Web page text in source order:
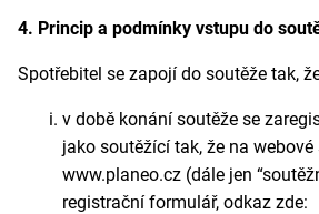
4. Princip a podmínky vstupu do
Spotřebitel se zapojí do soutěže tak,
v době konání soutěže se
jako soutěžící tak, že na webové
www.planeo.cz (dále jen
registrační formulář, odkaz zde: